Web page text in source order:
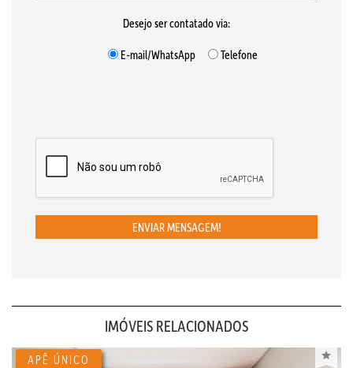
Desejo ser contatado via:
E-mail/WhatsApp
Telefone
ENVIAR MENSAGEM!
IMÓVEIS RELACIONADOS